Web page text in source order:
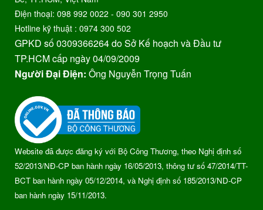
Điện thoại: 098 992 0022 - 090 301 2950
Hotline kỹ thuật : 0974 300 502
GPKD số 0309366264 do Sở Kế hoạch và Đầu tư
TP.HCM cấp ngày 04/09/2009
Người Đại Điện: Ông Nguyễn Trọng Tuấn
Website đã được đăng ký với Bộ Công Thương, theo Nghị định số
52/2013/NĐ-CP ban hành ngày 16/05/2013, thông tư số 47/2014/TT-
BCT ban hành ngày 05/12/2014, và Nghị định số 185/2013/ND-CP
ban hành ngày 15/11/2013.